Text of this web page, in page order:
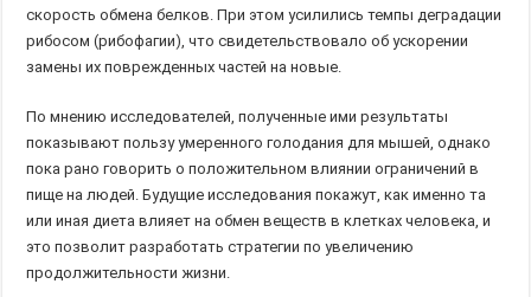
скорость обмена белков. При этом усилились темпы деградации
рибосом (рибофагии), что свидетельствовало об ускорении
замены их поврежденных частей на новые.
По мнению исследователей, полученные ими результаты
показывают пользу умеренного голодания для мышей, однако
пока рано говорить о положительном влиянии ограничений в
пище на людей. Будущие исследования покажут, как именно та
или иная диета влияет на обмен веществ в клетках человека, и
это позволит разработать стратегии по увеличению
продолжительности жизни.